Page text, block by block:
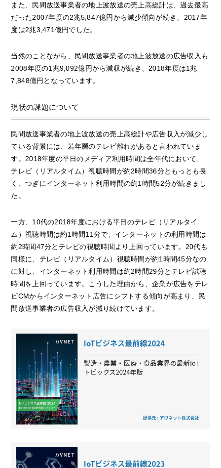
また、民間放送事業者の地上波放送の売上高総計は、過去最高
だった2007年度の2兆5,847億円から減少傾向が続き、2017年
度は2兆3,471億円でした。
当然のことながら、民間放送事業者の地上波放送の広告収入も
2008年度の1兆9,092億円から減収が続き、2018年度は1兆
7,848億円となっています。
現状の課題について
民間放送事業者の地上波放送の売上高総計や広告収入が減少し
ている背景には、若年層のテレビ離れがあると言われていま
す。2018年度の平日のメディア利用時間は全年代において、
テレビ（リアルタイム）視聴時間が約2時間36分ともっとも長
く、つぎにインターネット利用時間の約1時間52分が続きまし
た。
一方、10代の2018年度における平日のテレビ（リアルタイ
ム）視聴時間は約1時間11分で、インターネットの利用時間は
約2時間47分とテレビの視聴時間より上回っています。20代も
同様に、テレビ（リアルタイム）視聴時間が約1時間45分なの
に対し、インターネット利用時間は約2時間29分とテレビ試聴
時間を上回っています。こうした理由から、企業が広告をテレ
ビCMからインターネット広告にシフトする傾向が高まり、民
間放送事業者の広告収入が減り続けています。